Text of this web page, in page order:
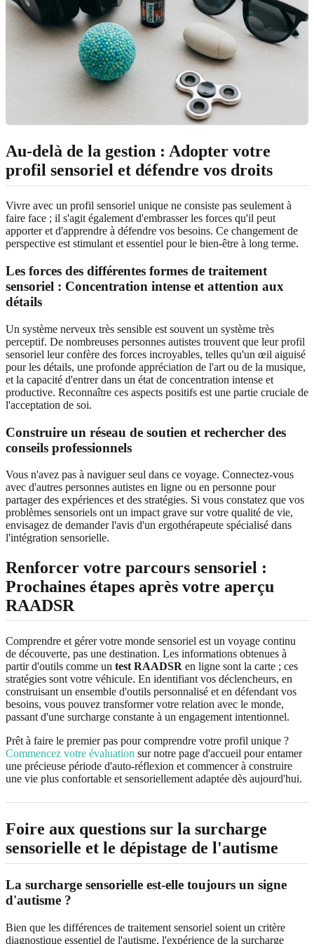
Au-delà de la gestion : Adopter votre
profil sensoriel et défendre vos droits
Vivre avec un profil sensoriel unique ne consiste pas seulement à
faire face ; il s'agit également d'embrasser les forces qu'il peut
apporter et d'apprendre à défendre vos besoins. Ce changement de
perspective est stimulant et essentiel pour le bien-être à long terme.
Les forces des différentes formes de traitement
sensoriel : Concentration intense et attention aux
détails
Un système nerveux très sensible est souvent un système très
perceptif. De nombreuses personnes autistes trouvent que leur profil
sensoriel leur confère des forces incroyables, telles qu'un œil aiguisé
pour les détails, une profonde appréciation de l'art ou de la musique,
et la capacité d'entrer dans un état de concentration intense et
productive. Reconnaître ces aspects positifs est une partie cruciale de
l'acceptation de soi.
Construire un réseau de soutien et rechercher des
conseils professionnels
Vous n'avez pas à naviguer seul dans ce voyage. Connectez-vous
avec d'autres personnes autistes en ligne ou en personne pour
partager des expériences et des stratégies. Si vous constatez que vos
problèmes sensoriels ont un impact grave sur votre qualité de vie,
envisagez de demander l'avis d'un ergothérapeute spécialisé dans
l'intégration sensorielle.
Renforcer votre parcours sensoriel :
Prochaines étapes après votre aperçu
RAADSR
Comprendre et gérer votre monde sensoriel est un voyage continu
de découverte, pas une destination. Les informations obtenues à
partir d'outils comme un test RAADSR en ligne sont la carte ; ces
stratégies sont votre véhicule. En identifiant vos déclencheurs, en
construisant un ensemble d'outils personnalisé et en défendant vos
besoins, vous pouvez transformer votre relation avec le monde,
passant d'une surcharge constante à un engagement intentionnel.
Prêt à faire le premier pas pour comprendre votre profil unique ?
Commencez votre évaluation sur notre page d'accueil pour entamer
une précieuse période d'auto-réflexion et commencer à construire
une vie plus confortable et sensoriellement adaptée dès aujourd'hui.
Foire aux questions sur la surcharge
sensorielle et le dépistage de l'autisme
La surcharge sensorielle est-elle toujours un signe
d'autisme ?
Bien que les différences de traitement sensoriel soient un critère
diagnostique essentiel de l'autisme, l'expérience de la surcharge